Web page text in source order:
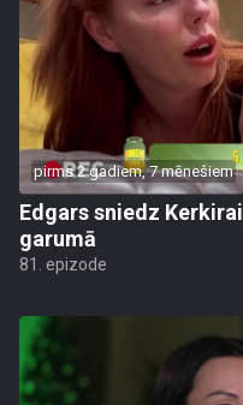
pirms 2 gadiem, 7 mēnešiem
Edgars sniedz
garumā
81. epizode